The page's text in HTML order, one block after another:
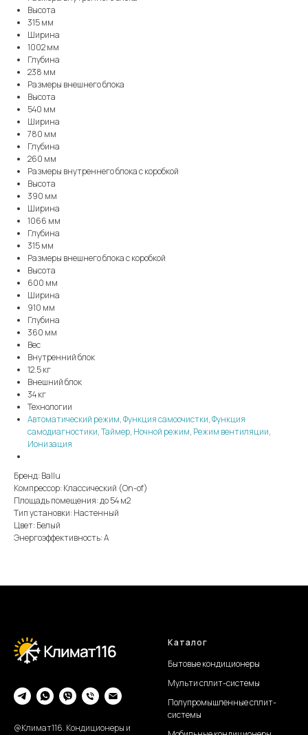
Высота
315 мм
Ширина
1002 мм
Глубина
238 мм
Размеры внешнего блока
Высота
540 мм
Ширина
780 мм
Глубина
260 мм
Размеры внутреннего блока с коробкой
Высота
390 мм
Ширина
1066 мм
Глубина
315 мм
Размеры внешнего блока с коробкой
Высота
600 мм
Ширина
910 мм
Глубина
360 мм
Вес
Внутренний блок
12.5 кг
Внешний блок
34 кг
Технологии
Автоматический режим,Функция самоочистки,Функция
самодиагностики,Таймер, Ночной режим, Режим вентиляции,
Ионизация
Бренд: Ballu
Компрессор: Классический (On-of)
Площадь помещения: до 54 м2
Тип установки: Настенный
Цвет: Белый
Энергоэффективность: А
@Климат116. Кондиционеры и
Каталог
Бытовые кондиционеры
Мульти сплит-системы
Полупромышленные сплит-
системы